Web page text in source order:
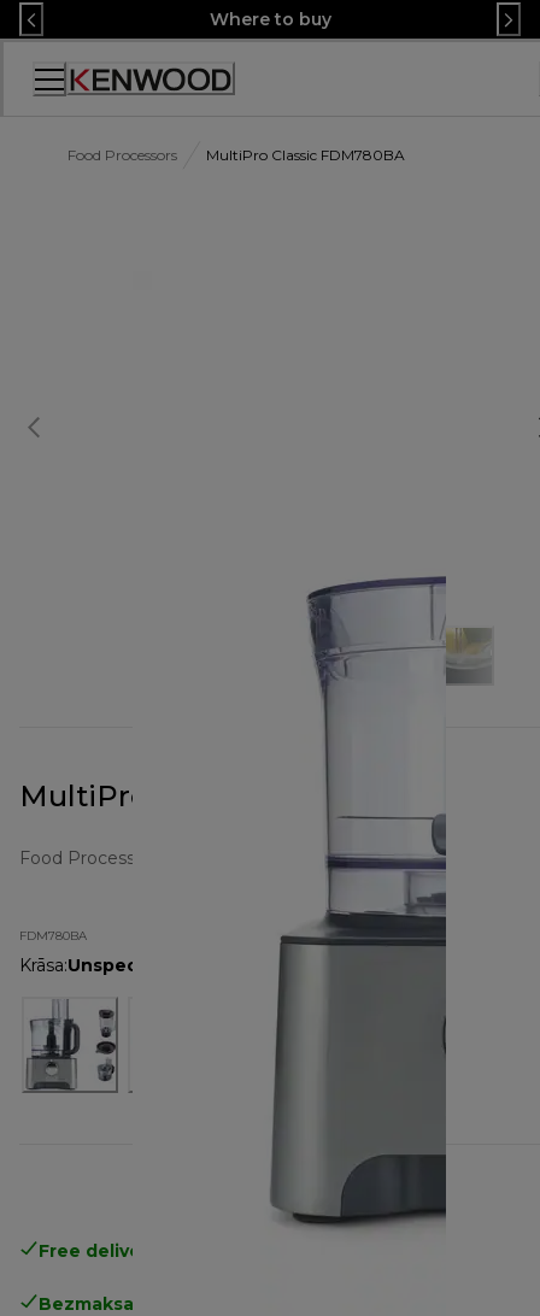
Skip
to
Content
Where to buy
Accessibility
Food Processors MultiPro Classic FDM780BA
MultiPro Classic FDM780BA
Food Processors
FDM780BA
Krāsa:Unspecified
Free delivery in 1-3 days
Bezmaksas atgriešana